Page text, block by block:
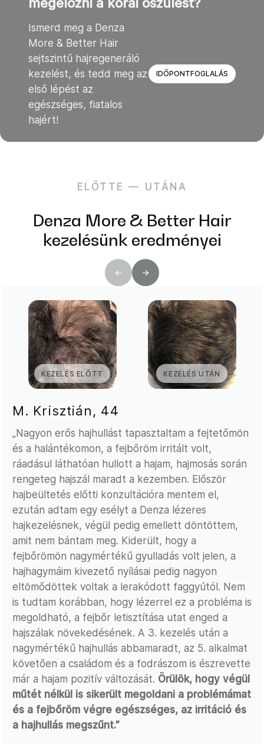
megelőzni a korai őszülést?
Ismerd meg a Denza
More & Better Hair
sejtszintű hajregeneráló
kezelést, és tedd meg az
első lépést az
egészséges, fiatalos
hajért!
IDŐPONTFOGLALÁS
ELŐTTE — UTÁNA
Denza More & Better Hair
kezelésünk eredményei
KEZELÉS ELŐTT KEZELÉS UTÁN
M. Krisztián, 44
„Nagyon erős hajhullást tapasztaltam a fejtetőmön
és a halántékomon, a fejbőröm irritált volt,
ráadásul láthatóan hullott a hajam, hajmosás során
rengeteg hajszál maradt a kezemben. Először
hajbeültetés előtti konzultációra mentem el,
ezután adtam egy esélyt a Denza lézeres
hajkezelésnek, végül pedig emellett döntöttem,
amit nem bántam meg. Kiderült, hogy a
fejbőrömön nagymértékű gyulladás volt jelen, a
hajhagymáim kivezető nyílásai pedig nagyon
eltömődöttek voltak a lerakódott faggyútól. Nem
is tudtam korábban, hogy lézerrel ez a probléma is
megoldható, a fejbőr letisztítása utat enged a
hajszálak növekedésének. A 3. kezelés után a
nagymértékű hajhullás abbamaradt, az 5. alkalmat
követően a családom és a fodrászom is észrevette
már a hajam pozitív változását. Örülök, hogy végül
műtét nélkül is sikerült megoldani a problémámat
és a fejbőröm végre egészséges, az irritáció és
a hajhullás megszűnt.”